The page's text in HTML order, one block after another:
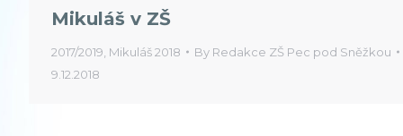
Mikuláš v ZŠ
2017/2019 Mikuláš 2018 By Redakce ZŠ Pec pod Sněžkou
9.12.2018